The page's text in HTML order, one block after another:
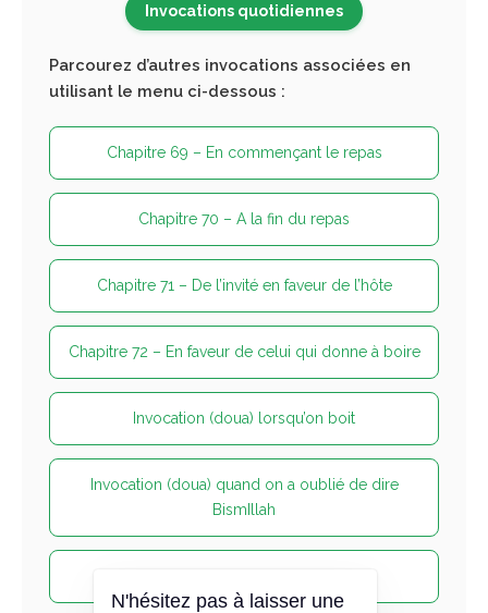
Invocations quotidiennes
Parcourez d’autres invocations associées en
utilisant le menu ci-dessous :
Chapitre 69 – En commençant le repas
Chapitre 70 – A la fin du repas
Chapitre 71 – De l’invité en faveur de l’hôte
Chapitre 72 – En faveur de celui qui donne à boire
Invocation (doua) lorsqu’on boit
Invocation (doua) quand on a oublié de dire
BismIllah
N'hésitez pas à laisser une